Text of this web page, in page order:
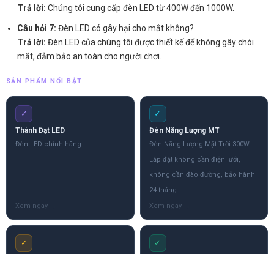
Trả lời: Chúng tôi cung cấp đèn LED từ 400W đến 1000W.
Câu hỏi 7: Đèn LED có gây hại cho mắt không?
Trả lời: Đèn LED của chúng tôi được thiết kế để không gây chói
mắt, đảm bảo an toàn cho người chơi.
SẢN PHẨM NỔI BẬT
✓
Thành Đạt LED
Đèn LED chính hãng
✓
Đèn Năng Lượng MT
Đèn Năng Lượng Mặt Trời 300W
Lắp đặt không cần điện lưới,
không cần đào đường, bảo hành
24 tháng.
✓ ✓